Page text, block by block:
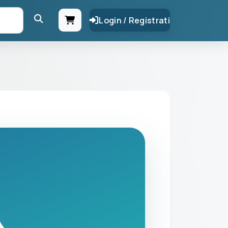
Login / Registrati